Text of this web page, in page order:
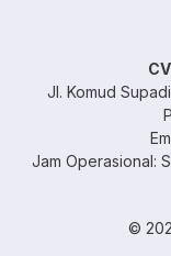
Jl. Komud
Jam Operasional:
©